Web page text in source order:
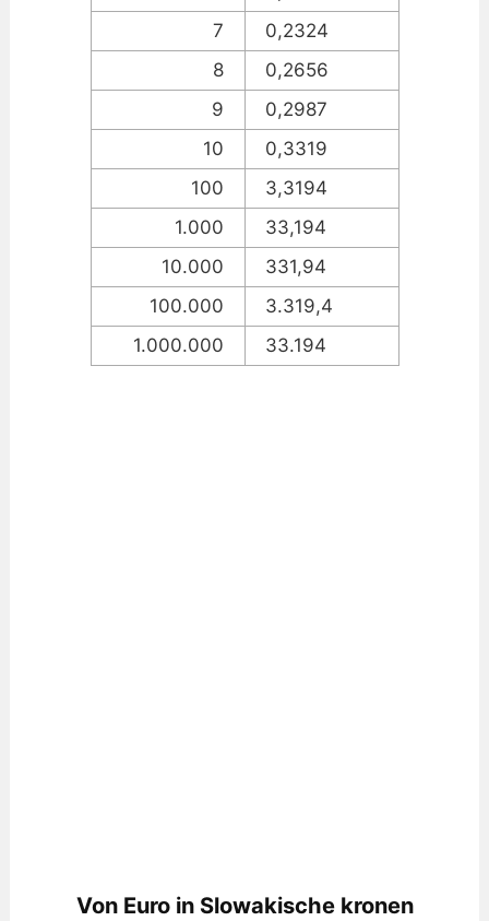
7
0,2324
8
0,2656
9
0,2987
10
0,3319
100
3,3194
1.000
33,194
10.000
331,94
100.000
3.319,4
1.000.000
33.194
Von Euro in Slowakische kronen